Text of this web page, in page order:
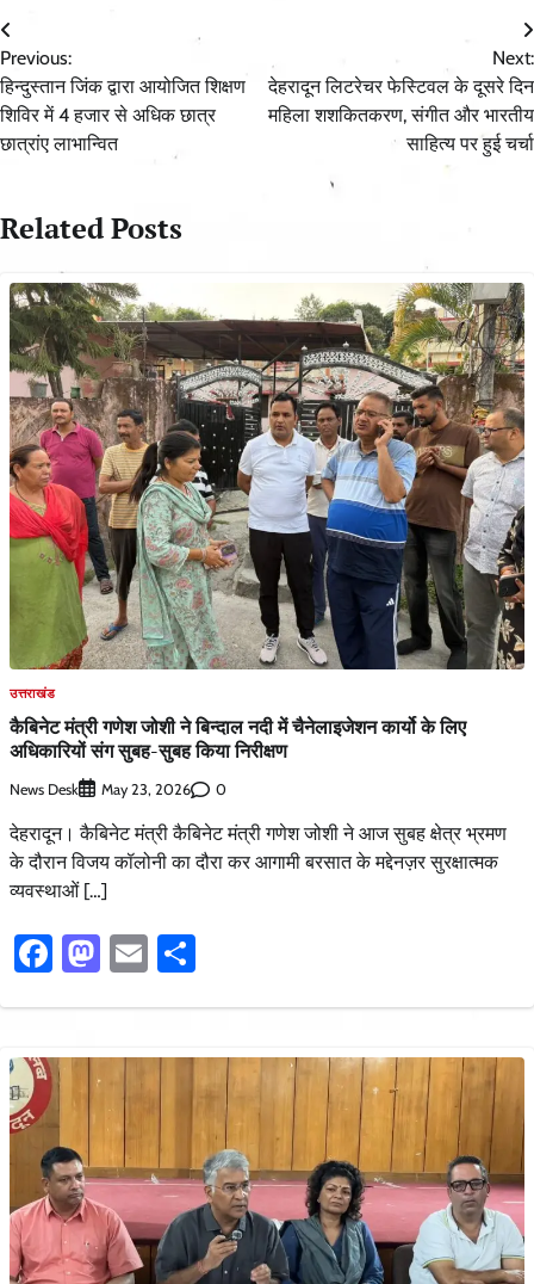
Post
navigation
Previous:
हिन्दुस्तान जिंक द्वारा आयोजित शिक्षण
शिविर में 4 हजार से अधिक छात्र
छात्रांए लाभान्वित
Next:
देहरादून लिटरेचर फेस्टिवल के दूसरे दिन
महिला शशकितकरण, संगीत और भारतीय
साहित्य पर हुई चर्चा
Related Posts
उत्तराखंड
कैबिनेट मंत्री गणेश जोशी ने बिन्दाल नदी में चैनेलाइजेशन कार्यो के लिए
अधिकारियों संग सुबह-सुबह किया निरीक्षण
News Desk May 23, 2026 0
देहरादून। कैबिनेट मंत्री कैबिनेट मंत्री गणेश जोशी ने आज सुबह क्षेत्र भ्रमण
के दौरान विजय कॉलोनी का दौरा कर आगामी बरसात के मद्देनज़र सुरक्षात्मक
व्यवस्थाओं […]
Facebook
Mastodon
Email